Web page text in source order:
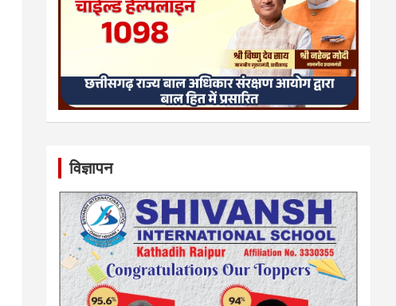
विज्ञापन